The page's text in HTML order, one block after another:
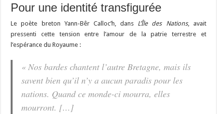
Pour une identité transfigurée
Le poète breton Yann-Bêr Calloc’h, dans L’Île des Nations, avait
pressenti cette tension entre l’amour de la patrie terrestre et
l’espérance du Royaume :
« Nos bardes chantent l’autre Bretagne, mais ils
savent bien qu’il n’y a aucun paradis pour les
nations. Quand ce monde-ci mourra, elles
mourront. […]